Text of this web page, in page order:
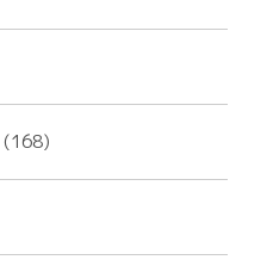
(168)